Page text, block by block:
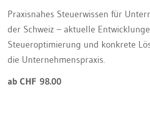
Praxisnahes Steuerwissen für
der Schweiz – aktuelle
Steueroptimierung und konkrete
die Unternehmenspraxis.
ab CHF 98.00